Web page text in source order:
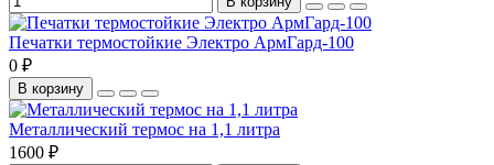
Печатки термостойкие Электро АрмГард-100
0 ₽
В корзину
Металлический термос на 1,1 литра
1600 ₽